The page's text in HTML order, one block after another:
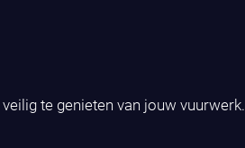
te genieten van jouw vuurwerk.